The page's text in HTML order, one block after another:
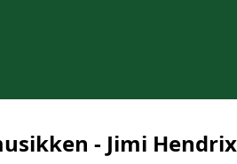
- Jimi Hendrix